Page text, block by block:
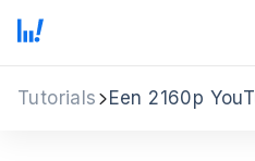
Tutorials Een 2160p